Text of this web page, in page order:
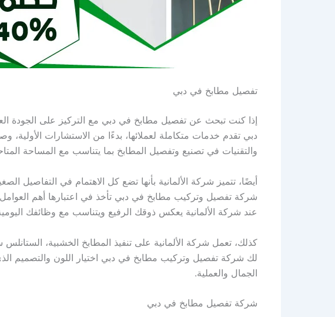
تفصيل مطابخ في دبي
إذا كنت تبحث عن تفصيل مطابخ في دبي مع التركيز على الجودة
دبي تقدم خدمات متكاملة لعملائها، بدءًا من الاستشارات
والتقنيات في تصنيع وتفصيل المطابخ بما يتناسب مع المساحة
أيضًا، تتميز شركة الألمانية بأنها تضع كل الاهتمام في التفاصيل
شركة تفصيل وتركيب مطابخ في دبي تأخذ في اعتبارها أهم العوامل
عند شركة الألمانية يعكس ذوقك الرفيع ويتناسب مع وظائفك
كذلك، تعمل شركة الألمانية على تنفيذ المطابخ الخشبية،
لك شركة تفصيل وتركيب مطابخ في دبي اختيار اللون
الجمال والعملية.
شركة تفصيل مطابخ في دبي